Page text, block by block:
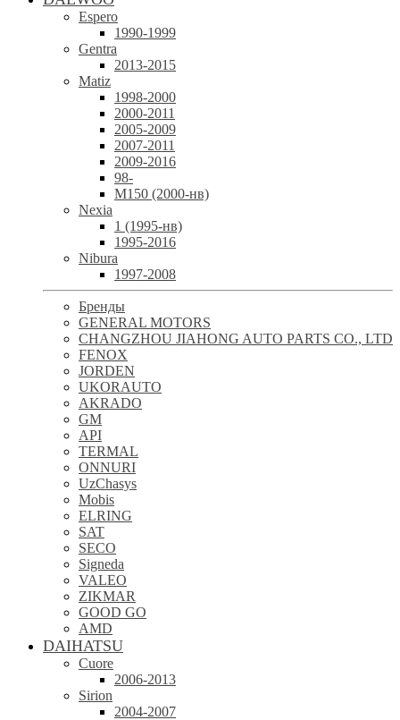
Espero
1990-1999
Gentra
2013-2015
Matiz
1998-2000
2000-2011
2005-2009
2007-2011
2009-2016
98-
М150 (2000-нв)
Nexia
1 (1995-нв)
1995-2016
Nibura
1997-2008
Бренды
GENERAL MOTORS
CHANGZHOU JIAHONG AUTO PARTS CO., LTD
FENOX
JORDEN
UKORAUTO
AKRADO
GM
API
TERMAL
ONNURI
UzChasys
Mobis
ELRING
SAT
SECO
Signeda
VALEO
ZIKMAR
GOOD GO
AMD
DAIHATSU
Cuore
2006-2013
Sirion
2004-2007